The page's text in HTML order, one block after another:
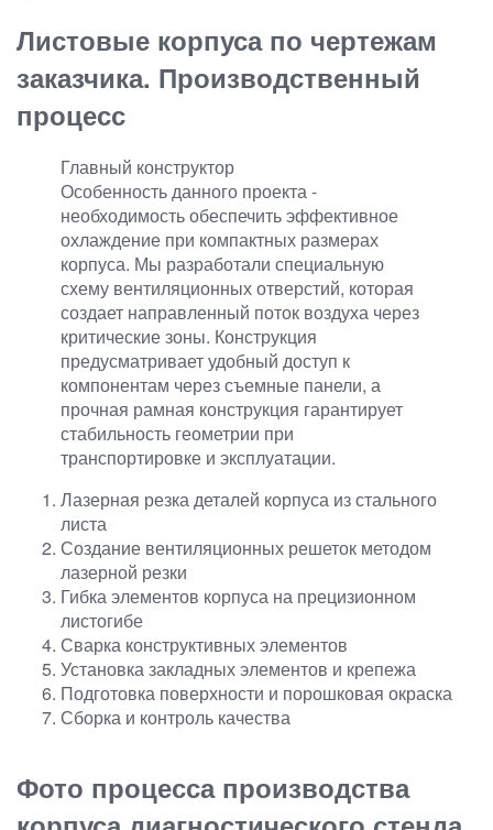
Листовые корпуса по чертежам
заказчика. Производственный
процесс
Главный конструктор
Особенность данного проекта -
необходимость обеспечить эффективное
охлаждение при компактных размерах
корпуса. Мы разработали специальную
схему вентиляционных отверстий, которая
создает направленный поток воздуха через
критические зоны. Конструкция
предусматривает удобный доступ к
компонентам через съемные панели, а
прочная рамная конструкция гарантирует
стабильность геометрии при
транспортировке и эксплуатации.
Лазерная резка деталей корпуса из стального
листа
Создание вентиляционных решеток методом
лазерной резки
Гибка элементов корпуса на прецизионном
листогибе
Сварка конструктивных элементов
Установка закладных элементов и крепежа
Подготовка поверхности и порошковая окраска
Сборка и контроль качества
Фото процесса производства